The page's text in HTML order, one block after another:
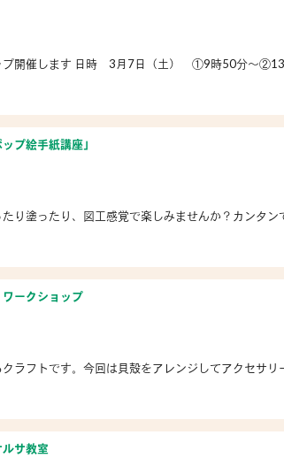
プ開催します 日時 3月7日（土） ①9時50分〜
プ絵手紙講座」
り塗ったり、図工感覚で楽しみませんか？カンタン
ワークショップ
ラフトです。今回は貝殻をアレンジしてアクセサリ
サ教室